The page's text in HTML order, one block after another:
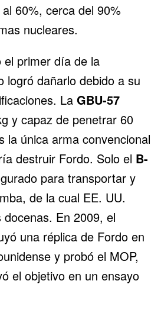
60%, cerca del 90%
nucleares.
el primer día de la
logró dañarlo debido a su
La GBU-57
y capaz de penetrar 60
la única arma convencional
destruir Fordo. Solo el B-
para transportar y
de la cual EE. UU.
En 2009, el
una réplica de Fordo en
y probó el MOP,
el objetivo en un ensayo